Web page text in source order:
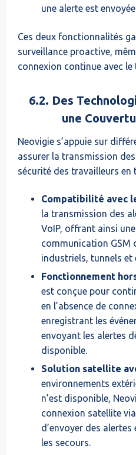
une alerte est
Ces deux fonctionnalités
surveillance proactive,
connexion continue avec le
6.2. Des
une
Neovigie s’appuie sur
assurer la transmission
sécurité des travailleurs en
Compatibilité avec
la transmission des
VoIP, offrant ainsi
communication GSM
industriels, tunnels et
Fonctionnement
est conçue pour
en l’absence de
enregistrant les
envoyant les alertes
disponible.
Solution satellite
environnements
n’est disponible,
connexion satellite
d’envoyer des
les secours.